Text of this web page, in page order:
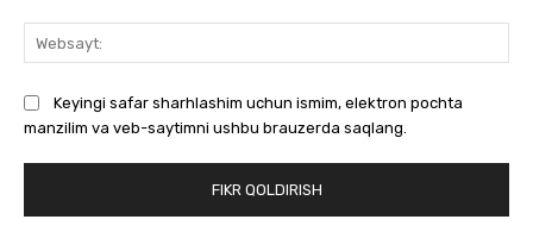
Keyingi safar sharhlashim uchun ismim, elektron pochta
manzilim va veb-saytimni ushbu brauzerda saqlang.